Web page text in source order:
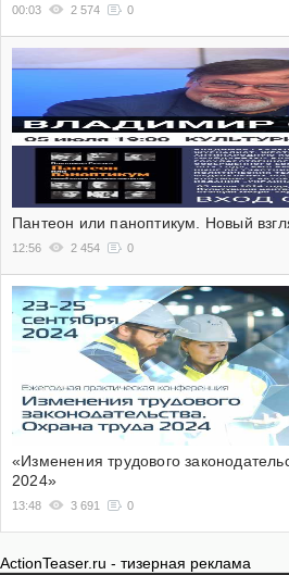
00:03 2 574 0
Пантеон или паноптикум. Новый
12:56 2 454 0
«Изменения трудового
2024»
13:48 3 691 0
ActionTeaser.ru - тизерная реклама